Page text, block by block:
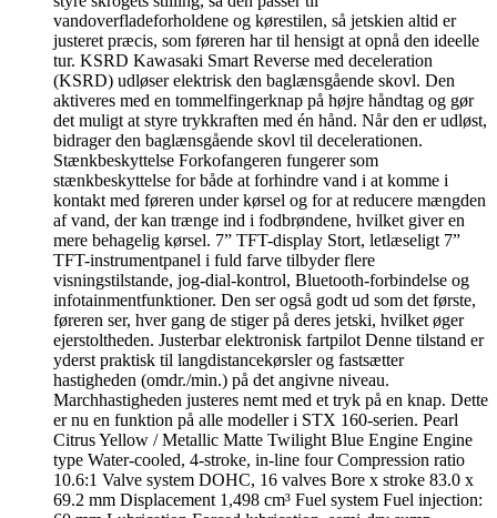
vandoverfladeforholdene og kørestilen, så jetskien altid er
justeret præcis, som føreren har til hensigt at opnå den ideelle
tur. KSRD Kawasaki Smart Reverse med deceleration
(KSRD) udløser elektrisk den baglænsgående skovl. Den
aktiveres med en tommelfingerknap på højre håndtag og gør
det muligt at styre trykkraften med én hånd. Når den er udløst,
bidrager den baglænsgående skovl til decelerationen.
Stænkbeskyttelse Forkofangeren fungerer som
stænkbeskyttelse for både at forhindre vand i at komme i
kontakt med føreren under kørsel og for at reducere mængden
af ​​vand, der kan trænge ind i fodbrøndene, hvilket giver en
mere behagelig kørsel. 7” TFT-display Stort, letlæseligt 7”
TFT-instrumentpanel i fuld farve tilbyder flere
visningstilstande, jog-dial-kontrol, Bluetooth-forbindelse og
infotainmentfunktioner. Den ser også godt ud som det første,
føreren ser, hver gang de stiger på deres jetski, hvilket øger
ejerstoltheden. Justerbar elektronisk fartpilot Denne tilstand er
yderst praktisk til langdistancekørsler og fastsætter
hastigheden (omdr./min.) på det angivne niveau.
Marchhastigheden justeres nemt med et tryk på en knap. Dette
er nu en funktion på alle modeller i STX 160-serien. Pearl
Citrus Yellow / Metallic Matte Twilight Blue Engine Engine
type Water-cooled, 4-stroke, in-line four Compression ratio
10.6:1 Valve system DOHC, 16 valves Bore x stroke 83.0 x
69.2 mm Displacement 1,498 cm³ Fuel system Fuel injection: